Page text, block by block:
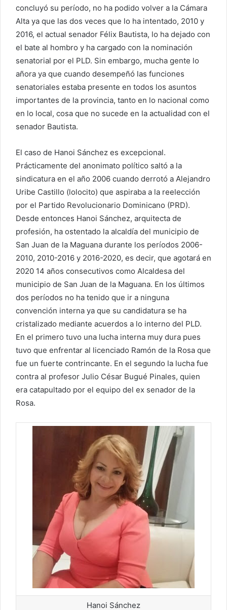
concluyó su período, no ha podido volver a la Cámara
Alta ya que las dos veces que lo ha intentado, 2010 y
2016, el actual senador Félix Bautista, lo ha dejado con
el bate al hombro y ha cargado con la nominación
senatorial por el PLD. Sin embargo, mucha gente lo
añora ya que cuando desempeñó las funciones
senatoriales estaba presente en todos los asuntos
importantes de la provincia, tanto en lo nacional como
en lo local, cosa que no sucede en la actualidad con el
senador Bautista.
El caso de Hanoi Sánchez es excepcional.
Prácticamente del anonimato político saltó a la
sindicatura en el año 2006 cuando derrotó a Alejandro
Uribe Castillo (lolocito) que aspiraba a la reelección
por el Partido Revolucionario Dominicano (PRD).
Desde entonces Hanoi Sánchez, arquitecta de
profesión, ha ostentado la alcaldía del municipio de
San Juan de la Maguana durante los períodos 2006-
2010, 2010-2016 y 2016-2020, es decir, que agotará en
2020 14 años consecutivos como Alcaldesa del
municipio de San Juan de la Maguana. En los últimos
dos períodos no ha tenido que ir a ninguna
convención interna ya que su candidatura se ha
cristalizado mediante acuerdos a lo interno del PLD.
En el primero tuvo una lucha interna muy dura pues
tuvo que enfrentar al licenciado Ramón de la Rosa que
fue un fuerte contrincante. En el segundo la lucha fue
contra al profesor Julio César Bugué Pinales, quien
era catapultado por el equipo del ex senador de la
Rosa.
Hanoi Sánchez